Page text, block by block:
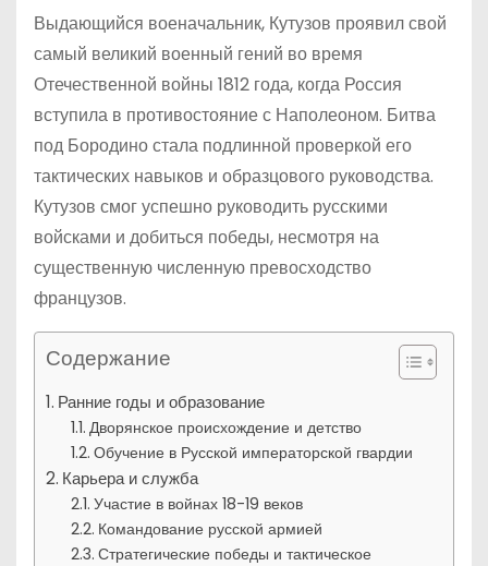
Выдающийся военачальник, Кутузов проявил свой
самый великий военный гений во время
Отечественной войны 1812 года, когда Россия
вступила в противостояние с Наполеоном. Битва
под Бородино стала подлинной проверкой его
тактических навыков и образцового руководства.
Кутузов смог успешно руководить русскими
войсками и добиться победы, несмотря на
существенную численную превосходство
французов.
Содержание
Ранние годы и образование
Дворянское происхождение и детство
Обучение в Русской императорской гвардии
Карьера и служба
Участие в войнах 18-19 веков
Командование русской армией
Стратегические победы и тактическое